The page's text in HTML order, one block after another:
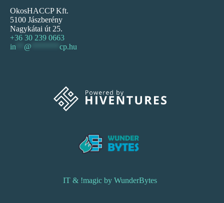
OkosHACCP Kft.
5100 Jászberény
Nagykátai út 25.
+36 30 239 0663
in
@ cp.hu
IT & !magic by WunderBytes